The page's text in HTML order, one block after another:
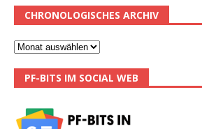
CHRONOLOGISCHES ARCHIV
PF-BITS IM SOCIAL WEB